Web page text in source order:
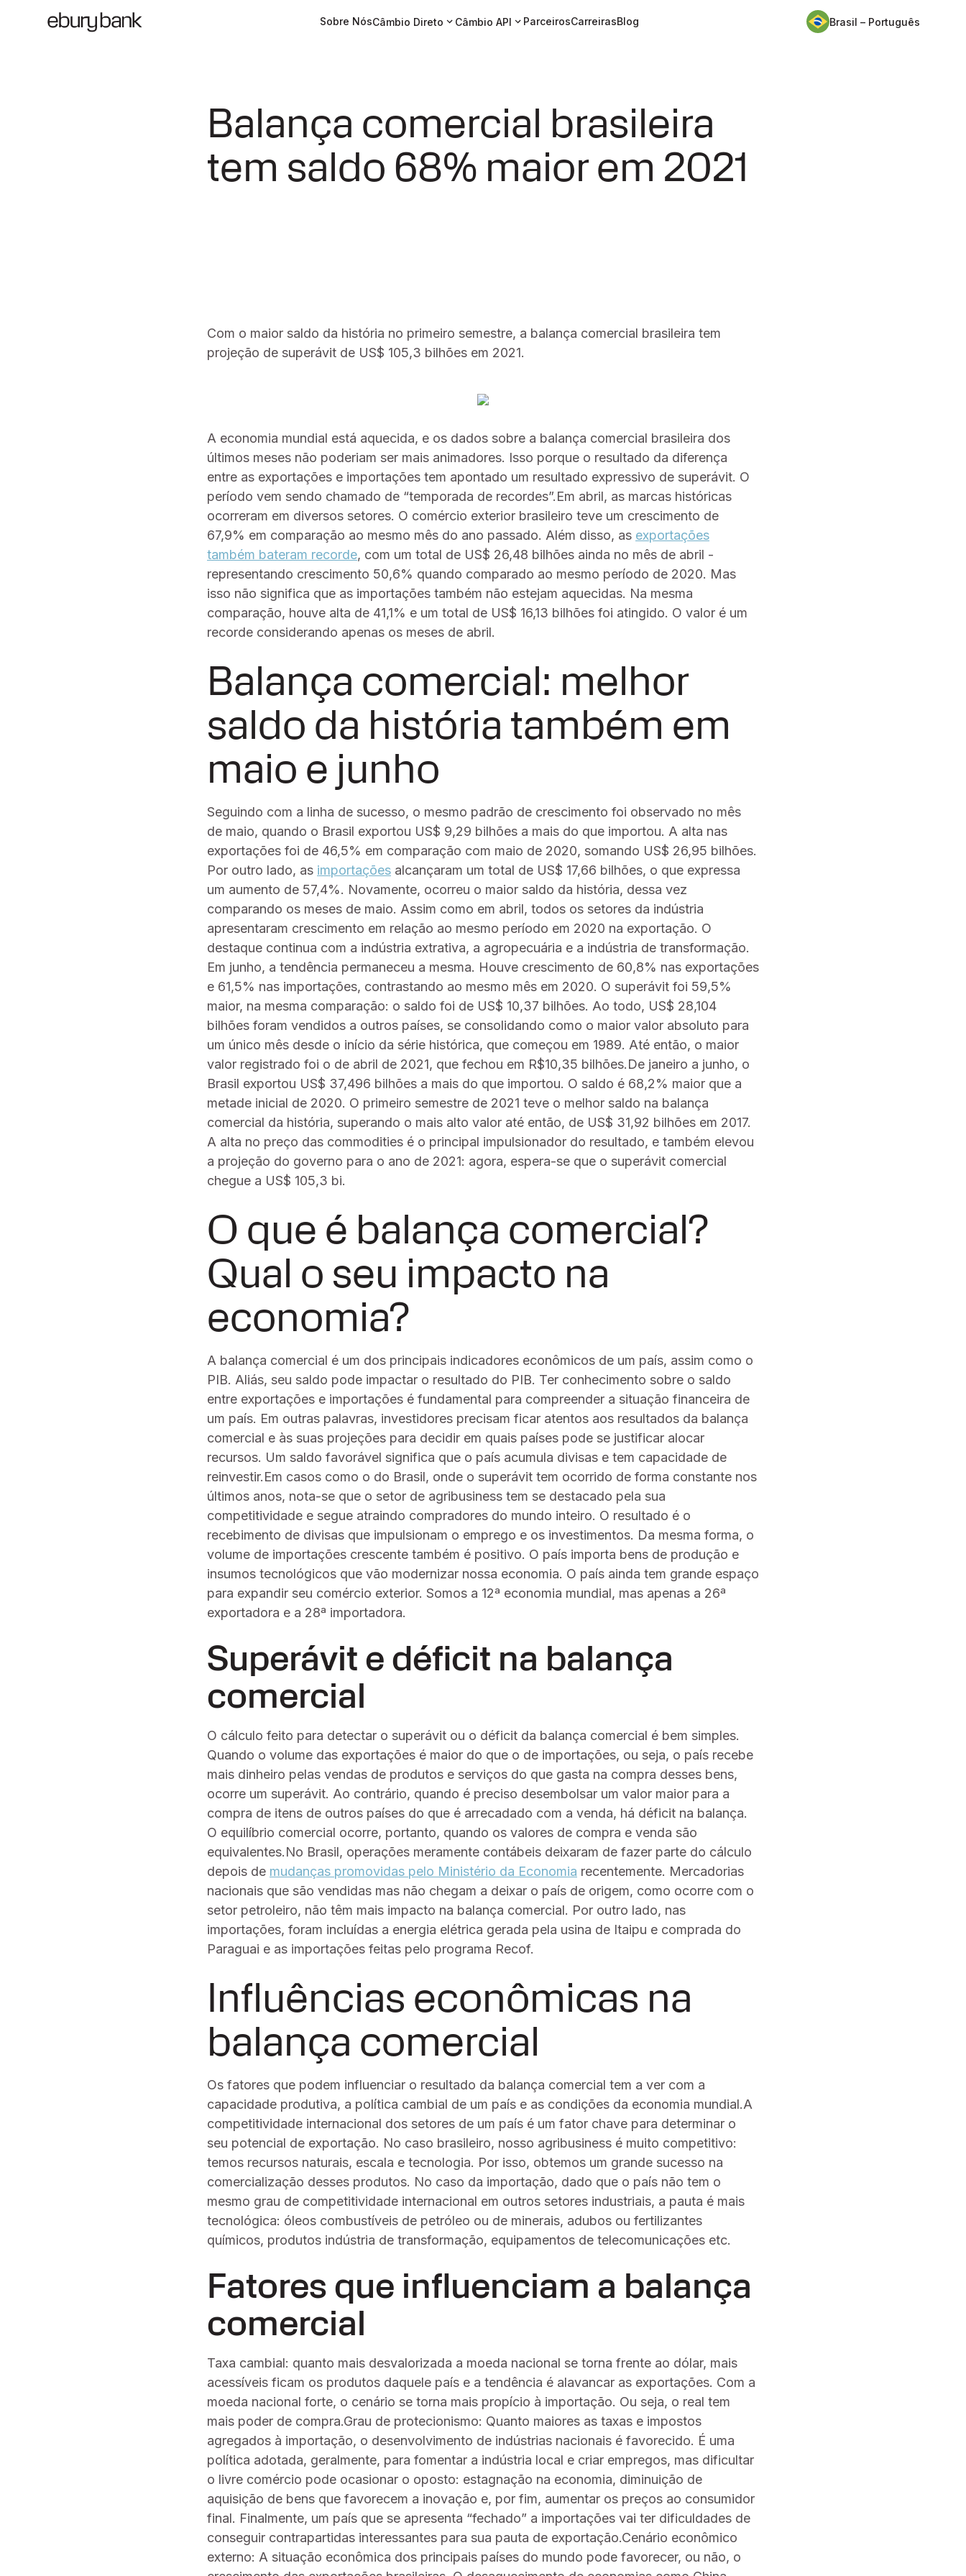
Sobre NósCâmbio Direto Câmbio API ParceirosCarreirasBlog Brasil – Português
Balança comercial brasileira
tem saldo 68% maior em 2021
Com o maior saldo da história no primeiro semestre, a balança comercial brasileira tem
projeção de superávit de US$ 105,3 bilhões em 2021.
A economia mundial está aquecida, e os dados sobre a balança comercial brasileira dos
últimos meses não poderiam ser mais animadores. Isso porque o resultado da diferença
entre as exportações e importações tem apontado um resultado expressivo de superávit. O
período vem sendo chamado de “temporada de recordes”.Em abril, as marcas históricas
ocorreram em diversos setores. O comércio exterior brasileiro teve um crescimento de
67,9% em comparação ao mesmo mês do ano passado. Além disso, as exportações
também bateram recorde, com um total de US$ 26,48 bilhões ainda no mês de abril -
representando crescimento 50,6% quando comparado ao mesmo período de 2020. Mas
isso não significa que as importações também não estejam aquecidas. Na mesma
comparação, houve alta de 41,1% e um total de US$ 16,13 bilhões foi atingido. O valor é um
recorde considerando apenas os meses de abril.
Balança comercial: melhor
saldo da história também em
maio e junho
Seguindo com a linha de sucesso, o mesmo padrão de crescimento foi observado no mês
de maio, quando o Brasil exportou US$ 9,29 bilhões a mais do que importou. A alta nas
exportações foi de 46,5% em comparação com maio de 2020, somando US$ 26,95 bilhões.
Por outro lado, as importações alcançaram um total de US$ 17,66 bilhões, o que expressa
um aumento de 57,4%. Novamente, ocorreu o maior saldo da história, dessa vez
comparando os meses de maio. Assim como em abril, todos os setores da indústria
apresentaram crescimento em relação ao mesmo período em 2020 na exportação. O
destaque continua com a indústria extrativa, a agropecuária e a indústria de transformação.
Em junho, a tendência permaneceu a mesma. Houve crescimento de 60,8% nas exportações
e 61,5% nas importações, contrastando ao mesmo mês em 2020. O superávit foi 59,5%
maior, na mesma comparação: o saldo foi de US$ 10,37 bilhões. Ao todo, US$ 28,104
bilhões foram vendidos a outros países, se consolidando como o maior valor absoluto para
um único mês desde o início da série histórica, que começou em 1989. Até então, o maior
valor registrado foi o de abril de 2021, que fechou em R$10,35 bilhões.De janeiro a junho, o
Brasil exportou US$ 37,496 bilhões a mais do que importou. O saldo é 68,2% maior que a
metade inicial de 2020. O primeiro semestre de 2021 teve o melhor saldo na balança
comercial da história, superando o mais alto valor até então, de US$ 31,92 bilhões em 2017.
A alta no preço das commodities é o principal impulsionador do resultado, e também elevou
a projeção do governo para o ano de 2021: agora, espera-se que o superávit comercial
chegue a US$ 105,3 bi.
O que é balança comercial?
Qual o seu impacto na
economia?
A balança comercial é um dos principais indicadores econômicos de um país, assim como o
PIB. Aliás, seu saldo pode impactar o resultado do PIB. Ter conhecimento sobre o saldo
entre exportações e importações é fundamental para compreender a situação financeira de
um país. Em outras palavras, investidores precisam ficar atentos aos resultados da balança
comercial e às suas projeções para decidir em quais países pode se justificar alocar
recursos. Um saldo favorável significa que o país acumula divisas e tem capacidade de
reinvestir.Em casos como o do Brasil, onde o superávit tem ocorrido de forma constante nos
últimos anos, nota-se que o setor de agribusiness tem se destacado pela sua
competitividade e segue atraindo compradores do mundo inteiro. O resultado é o
recebimento de divisas que impulsionam o emprego e os investimentos. Da mesma forma, o
volume de importações crescente também é positivo. O país importa bens de produção e
insumos tecnológicos que vão modernizar nossa economia. O país ainda tem grande espaço
para expandir seu comércio exterior. Somos a 12ª economia mundial, mas apenas a 26ª
exportadora e a 28ª importadora.
Superávit e déficit na balança
comercial
O cálculo feito para detectar o superávit ou o déficit da balança comercial é bem simples.
Quando o volume das exportações é maior do que o de importações, ou seja, o país recebe
mais dinheiro pelas vendas de produtos e serviços do que gasta na compra desses bens,
ocorre um superávit. Ao contrário, quando é preciso desembolsar um valor maior para a
compra de itens de outros países do que é arrecadado com a venda, há déficit na balança.
O equilíbrio comercial ocorre, portanto, quando os valores de compra e venda são
equivalentes.No Brasil, operações meramente contábeis deixaram de fazer parte do cálculo
depois de mudanças promovidas pelo Ministério da Economia recentemente. Mercadorias
nacionais que são vendidas mas não chegam a deixar o país de origem, como ocorre com o
setor petroleiro, não têm mais impacto na balança comercial. Por outro lado, nas
importações, foram incluídas a energia elétrica gerada pela usina de Itaipu e comprada do
Paraguai e as importações feitas pelo programa Recof.
Influências econômicas na
balança comercial
Os fatores que podem influenciar o resultado da balança comercial tem a ver com a
capacidade produtiva, a política cambial de um país e as condições da economia mundial.A
competitividade internacional dos setores de um país é um fator chave para determinar o
seu potencial de exportação. No caso brasileiro, nosso agribusiness é muito competitivo:
temos recursos naturais, escala e tecnologia. Por isso, obtemos um grande sucesso na
comercialização desses produtos. No caso da importação, dado que o país não tem o
mesmo grau de competitividade internacional em outros setores industriais, a pauta é mais
tecnológica: óleos combustíveis de petróleo ou de minerais, adubos ou fertilizantes
químicos, produtos indústria de transformação, equipamentos de telecomunicações etc.
Fatores que influenciam a balança
comercial
Taxa cambial: quanto mais desvalorizada a moeda nacional se torna frente ao dólar, mais
acessíveis ficam os produtos daquele país e a tendência é alavancar as exportações. Com a
moeda nacional forte, o cenário se torna mais propício à importação. Ou seja, o real tem
mais poder de compra.Grau de protecionismo: Quanto maiores as taxas e impostos
agregados à importação, o desenvolvimento de indústrias nacionais é favorecido. É uma
política adotada, geralmente, para fomentar a indústria local e criar empregos, mas dificultar
o livre comércio pode ocasionar o oposto: estagnação na economia, diminuição de
aquisição de bens que favorecem a inovação e, por fim, aumentar os preços ao consumidor
final. Finalmente, um país que se apresenta “fechado” a importações vai ter dificuldades de
conseguir contrapartidas interessantes para sua pauta de exportação.Cenário econômico
externo: A situação econômica dos principais países do mundo pode favorecer, ou não, o